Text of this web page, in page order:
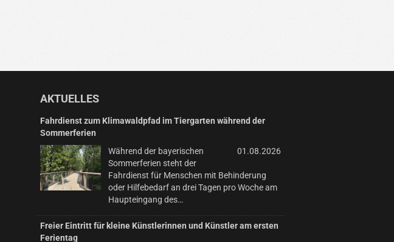
AKTUELLES
Fahrdienst zum Klimawaldpfad im Tiergarten während der
Sommerferien
01.08.2026
Während der bayerischen
Sommerferien steht der
Fahrdienst für Menschen mit Behinderung
oder Hilfebedarf an drei Tagen pro Woche am
Haupteingang des…
Freier Eintritt für kleine Künstlerinnen und Künstler am ersten
Ferientag